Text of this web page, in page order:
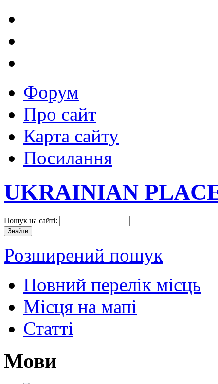
Форум
Про сайт
Карта сайту
Посилання
UKRAINIAN
Пошук на сайті:
Розширений пошук
Повний перелік місць
Місця на мапі
Статті
Мови